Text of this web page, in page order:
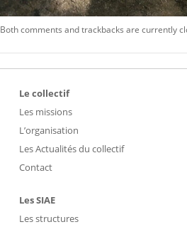
Both comments and trackbacks are currently
Le collectif
Les missions
L’organisation
Les Actualités du collectif
Contact
Les SIAE
Les structures